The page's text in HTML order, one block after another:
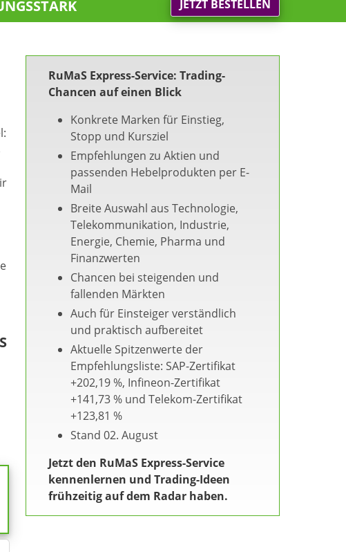
JETZT BESTELLEN
RuMaS Express-Service: Trading-
Chancen auf einen Blick
Konkrete Marken für Einstieg,
Stopp und Kursziel
Empfehlungen zu Aktien und
passenden Hebelprodukten per E-
Mail
Breite Auswahl aus Technologie,
Telekommunikation, Industrie,
Energie, Chemie, Pharma und
Finanzwerten
Chancen bei steigenden und
fallenden Märkten
Auch für Einsteiger verständlich
und praktisch aufbereitet
Aktuelle Spitzenwerte der
Empfehlungsliste: SAP-Zertifikat
+202,19 %, Infineon-Zertifikat
+141,73 % und Telekom-Zertifikat
+123,81 %
Stand 02. August
Jetzt den RuMaS Express-Service
kennenlernen und Trading-Ideen
frühzeitig auf dem Radar haben.